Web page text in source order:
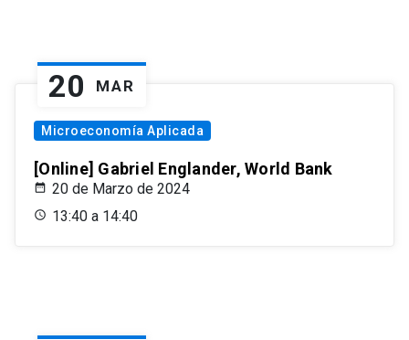
20 MAR
Microeconomía Aplicada
[Online] Gabriel Englander, World Bank
20 de Marzo de 2024
13:40 a 14:40